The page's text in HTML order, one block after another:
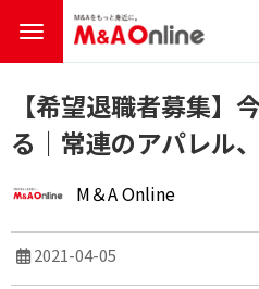
【希望退職者募集】
る｜常連のアパレル
M＆A Online
2021-04-05